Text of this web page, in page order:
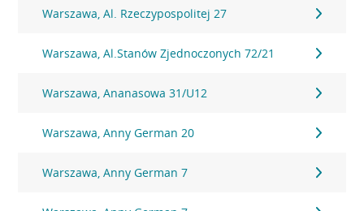
Warszawa, Al. Rzeczypospolitej 27
Warszawa, Al.Stanów Zjednoczonych 72/21
Warszawa, Ananasowa 31/U12
Warszawa, Anny German 20
Warszawa, Anny German 7